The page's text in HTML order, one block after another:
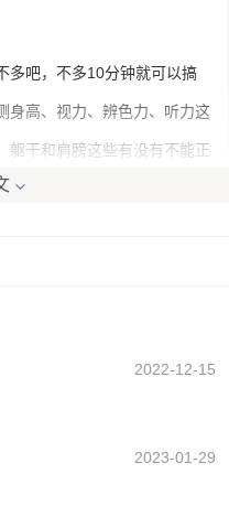
多吧，不多10分钟就可以搞
身高、视力、辨色力、听力这
躯干和肩膀这些有没有不能正
2022-12-15
2023-01-29